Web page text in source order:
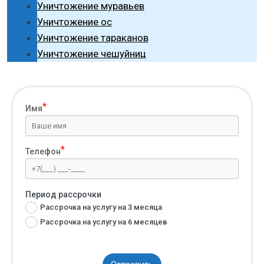
Уничтожение муравьев
Уничтожение ос
Уничтожение тараканов
Уничтожение чешуйниц
Имя
Телефон
Период рассрочки
Рассрочка на услугу на 3 месяца
Рассрочка на услугу на 6 месяцев